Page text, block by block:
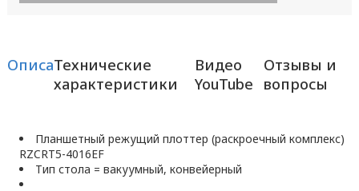
ОписаниеТехнические
характеристики
Видео
YouTube
Отзывы и
вопросы
Планшетный режущий плоттер (раскроечный комплекс)
RZCRT5-4016EF
Тип стола = вакуумный, конвейерный